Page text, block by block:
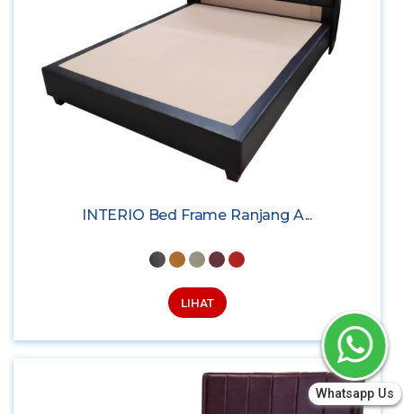
INTERIO Bed Frame Ranjang A...
LIHAT
Whatsapp Us